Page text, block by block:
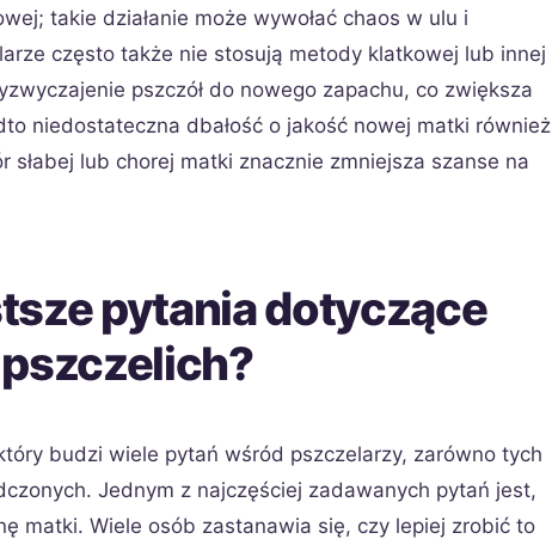
takie działanie może wywołać chaos w ulu i
często także nie stosują metody klatkowej lub innej
pszczół do nowego zapachu, co zwiększa
niedostateczna dbałość o jakość nowej matki również
lub chorej matki znacznie zmniejsza szanse na
pytania dotyczące
budzi wiele pytań wśród pszczelarzy, zarówno tych
Jednym z najczęściej zadawanych pytań jest,
matki. Wiele osób zastanawia się, czy lepiej zrobić to